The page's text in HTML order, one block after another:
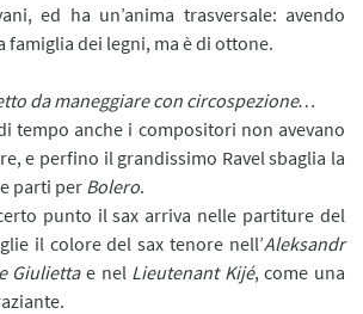
ed ha un’anima trasversale: avendo
famiglia dei legni, ma è di ottone.
da maneggiare con circospezione…
tempo anche i compositori non avevano
e perfino il grandissimo Ravel sbaglia la
parti per Bolero.
punto il sax arriva nelle partiture del
il colore del sax tenore nell’Aleksandr
Giuliettae nel Lieutenant Kijé, come una